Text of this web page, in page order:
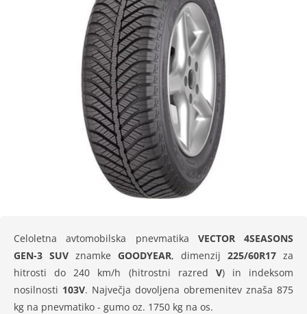
Celoletna avtomobilska pnevmatika VECTOR 4SEASONS
GEN-3 SUV znamke GOODYEAR, dimenzij 225/60R17 za
hitrosti do 240 km/h (hitrostni razred V) in indeksom
nosilnosti 103V. Največja dovoljena obremenitev znaša 875
kg na pnevmatiko - gumo oz. 1750 kg na os.